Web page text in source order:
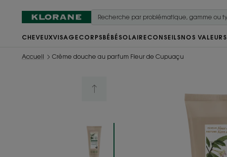
CHEVEUXVISAGE CORPSBÉBÉ SOLAIRE CONSEILSNOS VALEURS
Accueil Crème douche au parfum Fleur de Cupuaçu